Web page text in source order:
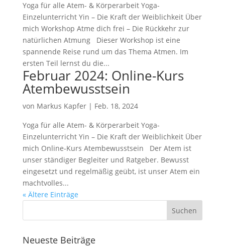
Yoga für alle Atem- & Körperarbeit Yoga-
Einzelunterricht Yin – Die Kraft der Weiblichkeit Über
mich Workshop Atme dich frei – Die Rückkehr zur
natürlichen Atmung Dieser Workshop ist eine
spannende Reise rund um das Thema Atmen. Im
ersten Teil lernst du die...
Februar 2024: Online-Kurs
Atembewusstsein
von Markus Kapfer| Feb. 18, 2024
Yoga für alle Atem- & Körperarbeit Yoga-
Einzelunterricht Yin – Die Kraft der Weiblichkeit Über
mich Online-Kurs Atembewusstsein Der Atem ist
unser ständiger Begleiter und Ratgeber. Bewusst
eingesetzt und regelmäßig geübt, ist unser Atem ein
machtvolles...
« Ältere Einträge
Neueste Beiträge